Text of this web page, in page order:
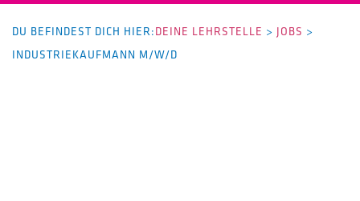
DU BEFINDEST DICH HIER:DEINE LEHRSTELLE > JOBS >
INDUSTRIEKAUFMANN M/W/D